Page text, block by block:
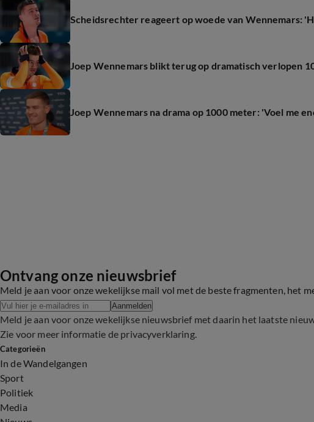
Scheidsrechter reageert op woede van Wennemars:
Joep Wennemars blikt terug op dramatisch verlopen
Joep Wennemars na drama op 1000 meter: 'Voel me
Ontvang onze nieuwsbrief
Meld je aan voor onze wekelijkse mail vol met de beste fragmenten, het
Aanmelden
Meld je aan voor onze wekelijkse nieuwsbrief met daarin het laatste
Zie voor meer informatie de privacyverklaring.
Categorieën
In de Wandelgangen
Sport
Politiek
Media